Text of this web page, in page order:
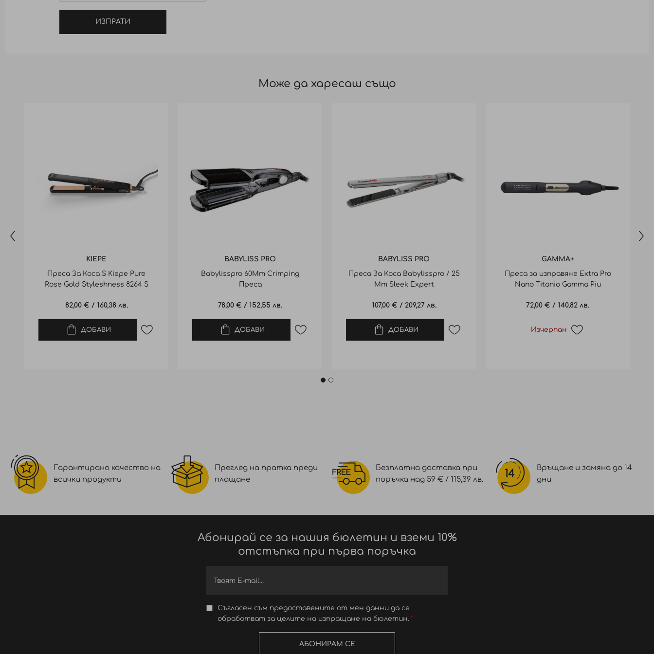
ИЗПРАТИ
Може да харесаш също
KIEPE
Преса За Коса S Kiepe Pure
Rose Gold Styleshness 8264 S
82,00 € / 160,38 лв.
ДОБАВИ
BABYLISS PRO
Babylisspro 60Mm Crimping
Преса
78,00 € / 152,55 лв.
ДОБАВИ
BABYLISS PRO
Преса За Коса Babylisspro / 25
Mm Sleek Expert
107,00 € / 209,27 лв.
ДОБАВИ
GAMMA+
Преса за изправяне Extra Pro
Nano Titanio Gamma Piu
72,00 € / 140,82 лв.
Изчерпан
Гарантирано качество на
всички продукти
Преглед на пратка преди
плащане
Безплатна доставка при
поръчка над 59 € / 115,39 лв.
Връщане и замяна до 14
дни
Абонирай се за нашия бюлетин и вземи 10%
отстъпка при първа поръчка
Съгласен съм предоставените от мен данни да се
обработват за целите на изпращане на бюлетин.
АБОНИРАМ СЕ